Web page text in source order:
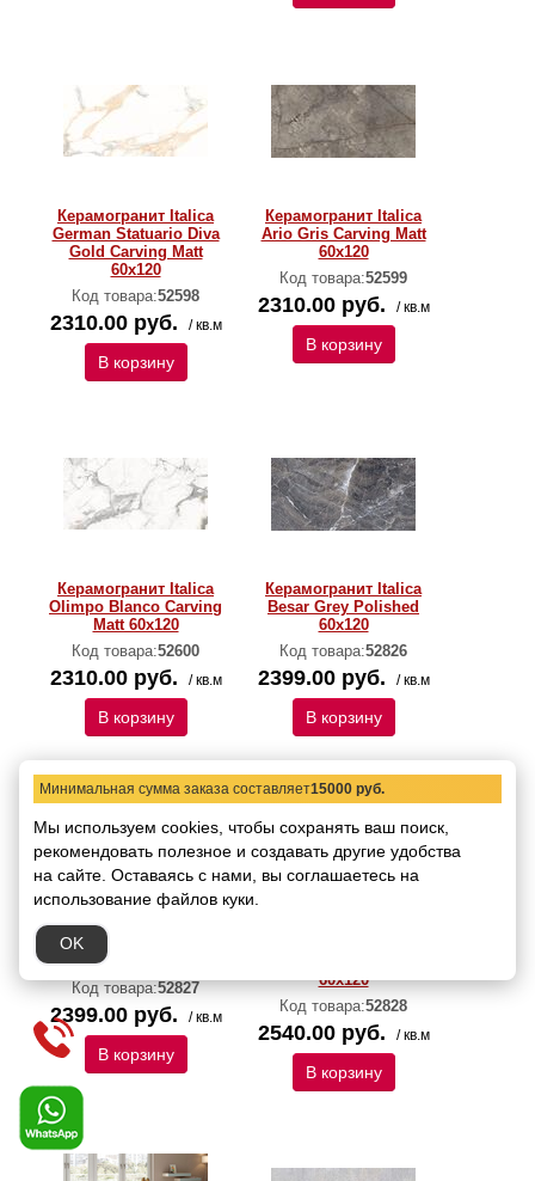
Керамогранит Italica
German Statuario Diva
Gold Carving Matt
60x120
Код товара:52598
2310.00 руб. / кв.м
В корзину
Керамогранит Italica
Ario Gris Carving Matt
60x120
Код товара:52599
2310.00 руб. / кв.м
В корзину
Керамогранит Italica
Olimpo Blanco Carving
Matt 60x120
Код товара:52600
2310.00 руб. / кв.м
В корзину
Керамогранит Italica
Besar Grey Polished
60х120
Код товара:52826
2399.00 руб. / кв.м
В корзину
Керамогранит Italica
Bosavi Polished 60х120
Код товара:52827
2399.00 руб. / кв.м
В корзину
60х120
Код товара:52828
2540.00 руб. / кв.м
В корзину
Минимальная сумма заказа составляет15000 руб.
Мы используем cookies, чтобы сохранять ваш поиск,
рекомендовать полезное и создавать другие удобства
на сайте. Оставаясь с нами, вы соглашаетесь на
использование файлов куки.
OK